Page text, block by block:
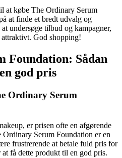
at købe The Ordinary Serum
at finde et bredt udvalg og
undersøge tilbud og kampagner,
God shopping!
Foundation: Sådan
god pris
Ordinary Serum
er prisen ofte en afgørende
Serum Foundation er en
frustrerende at betale fuld pris for
få dette produkt til en god pris.